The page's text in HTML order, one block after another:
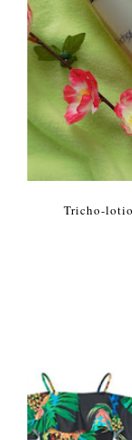
Tricho-